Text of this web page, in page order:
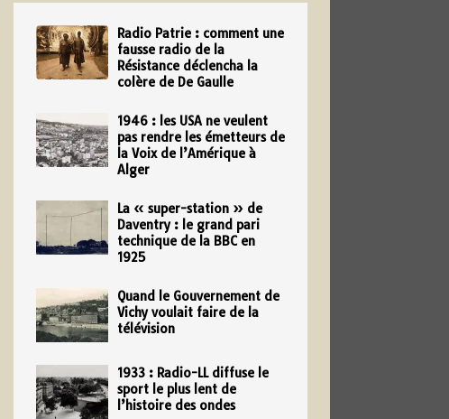
Radio Patrie : comment une
fausse radio de la
Résistance déclencha la
colère de De Gaulle
1946 : les USA ne veulent
pas rendre les émetteurs de
la Voix de l’Amérique à
Alger
La « super-station » de
Daventry : le grand pari
technique de la BBC en
1925
Quand le Gouvernement de
Vichy voulait faire de la
télévision
1933 : Radio-LL diffuse le
sport le plus lent de
l’histoire des ondes